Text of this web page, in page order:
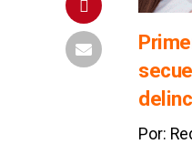
Por: